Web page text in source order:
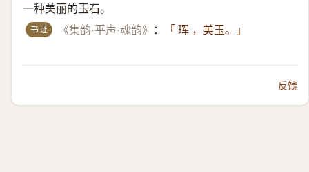
一种美丽的玉石。
书证 《集韵·平声·魂韵》 ： 「 珲 ，美玉。」
反馈